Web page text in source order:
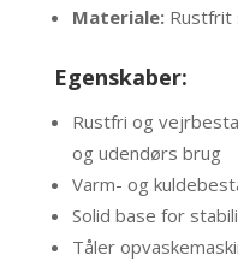
Materiale:Rustfrit
Egenskaber:
Rustfri og
og udendørs brug
Varm- og
Solid base for
Tåler